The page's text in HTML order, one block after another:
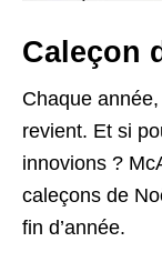
Caleçon
Chaque
revient. Et si
innovions ?
caleçons de
fin d’année.